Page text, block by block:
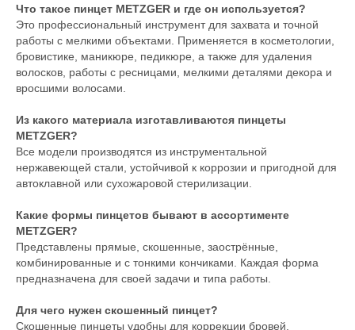
Что такое пинцет METZGER и где он используется?
Это профессиональный инструмент для захвата и точной
работы с мелкими объектами. Применяется в косметологии,
бровистике, маникюре, педикюре, а также для удаления
волосков, работы с ресницами, мелкими деталями декора и
вросшими волосами.
Из какого материала изготавливаются пинцеты
METZGER?
Все модели производятся из инструментальной
нержавеющей стали, устойчивой к коррозии и пригодной для
автоклавной или сухожаровой стерилизации.
Какие формы пинцетов бывают в ассортименте
METZGER?
Представлены прямые, скошенные, заострённые,
комбинированные и с тонкими кончиками. Каждая форма
предназначена для своей задачи и типа работы.
Для чего нужен скошенный пинцет?
Скошенные пинцеты удобны для коррекции бровей.